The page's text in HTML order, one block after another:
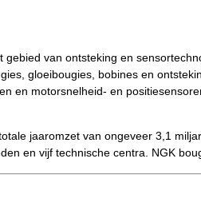
gebied van ontsteking en
gloeibougies, bobines en
en motorsnelheid- en
jaaromzet van ongeveer 3,1
en vijf technische centra. NGK